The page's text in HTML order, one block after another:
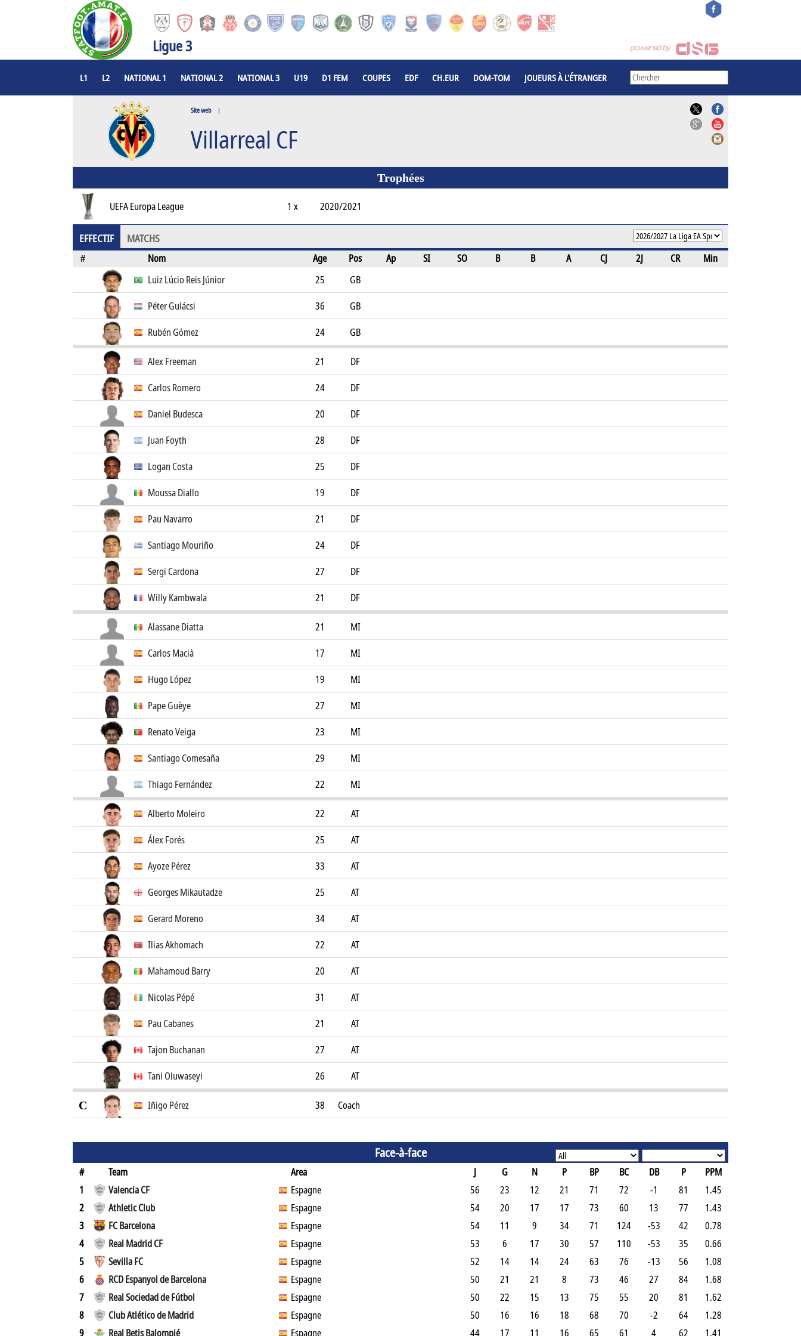
Ligue 3
L1 L2 NATIONAL 1 NATIONAL 2 NATIONAL 3 U19 D1 FEM COUPES EDF CH.EUR DOM-TOM JOUEURS À L'ÉTRANGER
Site web |
Villarreal CF
Trophées
UEFA Europa League 1 x 2020/2021
EFFECTIF MATCHS
# Nom Age Pos Ap SI SO B B A CJ 2J CR
Min
Luiz Lúcio Reis Júnior
25
GB
Péter Gulácsi
36
GB
Rubén Gómez
24 GB
Alex Freeman 21
DF
Carlos Romero
24
DF
Daniel Budesca
20
DF
Juan Foyth
28
DF
Logan Costa
25
DF
Moussa Diallo
19
DF
Pau Navarro
21
DF
Santiago Mouriño
24
DF
Sergi Cardona
27
DF
Willy Kambwala
21 DF
Alassane Diatta 21
MI
Carlos Macià
17
MI
Hugo López
19
MI
Pape Guèye
27
MI
Renato Veiga
23
MI
Santiago Comesaña
29
MI
Thiago Fernández
22 MI
Alberto Moleiro 22
AT
Álex Forés
25
AT
Ayoze Pérez
33
AT
Georges Mikautadze
25
AT
Gerard Moreno
34
AT
Ilias Akhomach
22
AT
Mahamoud Barry
20
AT
Nicolas Pépé
31
AT
Pau Cabanes
21
AT
Tajon Buchanan
27
AT
Tani Oluwaseyi
26 AT
C Iñigo Pérez 38 Coach
Face-à-face
# Team Area J G N P BP BC DB P
PPM
1
Valencia CF Espagne 56 23 12 21 71 72 -1 81
1.45
2
Athletic Club Espagne 54 20 17 17 73 60 13 77
1.43
3
FC Barcelona Espagne 54 11 9 34 71 124 -53 42
0.78
4
Real Madrid CF Espagne 53 6 17 30 57 110 -53 35
0.66
5
Sevilla FC Espagne 52 14 14 24 63 76 -13 56
1.08
6
RCD Espanyol de Barcelona Espagne 50 21 21 8 73 46 27 84
1.68
7
Real Sociedad de Fútbol Espagne 50 22 15 13 75 55 20 81
1.62
8
Club Atlético de Madrid Espagne 50 16 16 18 68 70 -2 64
1.28
9
Real Betis Balompié Espagne 44 17 11 16 65 61 4 62 1.41